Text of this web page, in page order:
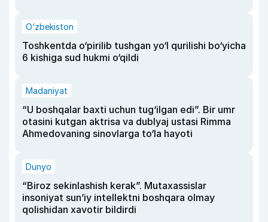
O‘zbekiston
Toshkentda o‘pirilib tushgan yo‘l qurilishi bo‘yicha
6 kishiga sud hukmi o‘qildi
Madaniyat
“U boshqalar baxti uchun tug‘ilgan edi”. Bir umr
otasini kutgan aktrisa va dublyaj ustasi Rimma
Ahmedovaning sinovlarga to‘la hayoti
Dunyo
“Biroz sekinlashish kerak”. Mutaxassislar
insoniyat sun’iy intellektni boshqara olmay
qolishidan xavotir bildirdi